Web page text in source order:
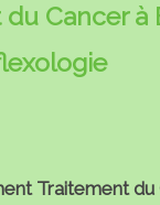
Cancer à
Traitement du